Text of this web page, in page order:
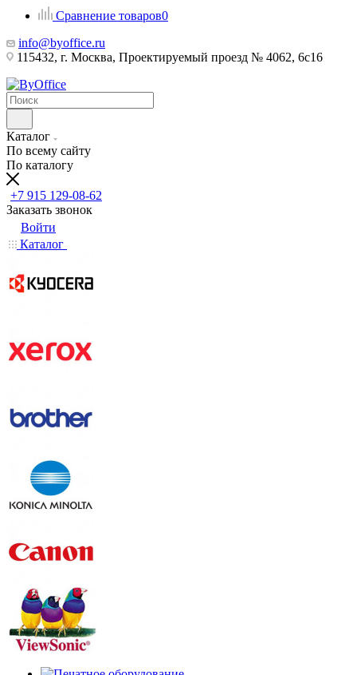
Сравнение товаров0
info@byoffice.ru
115432, г. Москва, Проектируемый проезд № 4062, 6с16
Каталог
По всему сайту
По каталогу
+7 915 129-08-62
Заказать звонок
Войти
Каталог